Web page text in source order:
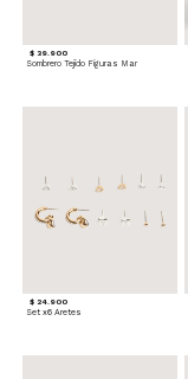
$ 39.900
Sombrero Tejido Figuras Mar
$ 24.900
Set x6 Aretes